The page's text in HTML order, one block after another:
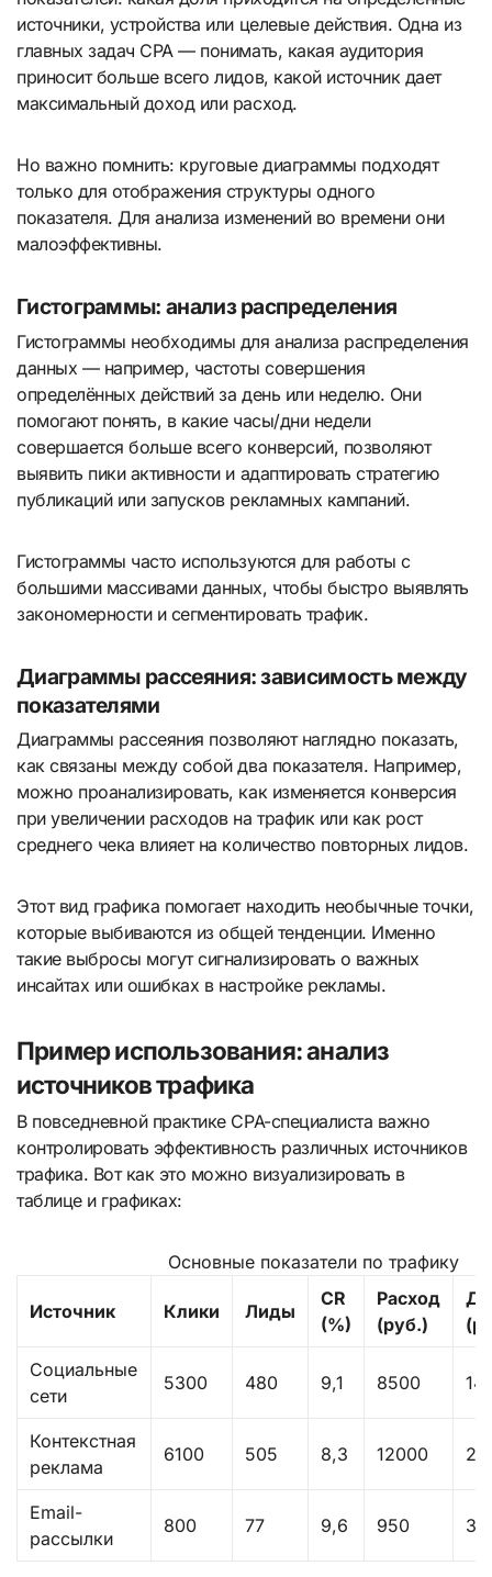
источники, устройства или целевые действия. Одна из
главных задач CPA — понимать, какая аудитория
приносит больше всего лидов, какой источник дает
максимальный доход или расход.
Но важно помнить: круговые диаграммы подходят
только для отображения структуры одного
показателя. Для анализа изменений во времени они
малоэффективны.
Гистограммы: анализ распределения
Гистограммы необходимы для анализа распределения
данных — например, частоты совершения
определённых действий за день или неделю. Они
помогают понять, в какие часы/дни недели
совершается больше всего конверсий, позволяют
выявить пики активности и адаптировать стратегию
публикаций или запусков рекламных кампаний.
Гистограммы часто используются для работы с
большими массивами данных, чтобы быстро выявлять
закономерности и сегментировать трафик.
Диаграммы рассеяния: зависимость между
показателями
Диаграммы рассеяния позволяют наглядно показать,
как связаны между собой два показателя. Например,
можно проанализировать, как изменяется конверсия
при увеличении расходов на трафик или как рост
среднего чека влияет на количество повторных лидов.
Этот вид графика помогает находить необычные точки,
которые выбиваются из общей тенденции. Именно
такие выбросы могут сигнализировать о важных
инсайтах или ошибках в настройке рекламы.
Пример использования: анализ
источников трафика
В повседневной практике CPA-специалиста важно
контролировать эффективность различных источников
трафика. Вот как это можно визуализировать в
таблице и графиках:
Основные показатели по трафику
Источник Клики Лиды
CR
(%)
Расход
(руб.)
Социальные
сети
5300 480 9,1 8500
Контекстная
реклама
6100 505 8,3 12000
Email-
рассылки
800 77 9,6 950